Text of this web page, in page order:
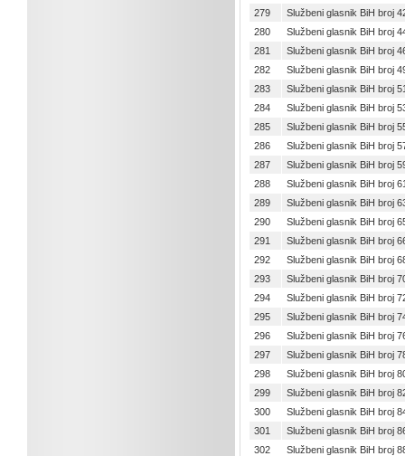
279
Službeni glasnik BiH broj
280
Službeni glasnik BiH broj
281
Službeni glasnik BiH broj
282
Službeni glasnik BiH broj
283
Službeni glasnik BiH broj
284
Službeni glasnik BiH broj
285
Službeni glasnik BiH broj
286
Službeni glasnik BiH broj
287
Službeni glasnik BiH broj
288
Službeni glasnik BiH broj
289
Službeni glasnik BiH broj
290
Službeni glasnik BiH broj
291
Službeni glasnik BiH broj
292
Službeni glasnik BiH broj
293
Službeni glasnik BiH broj
294
Službeni glasnik BiH broj
295
Službeni glasnik BiH broj
296
Službeni glasnik BiH broj
297
Službeni glasnik BiH broj
298
Službeni glasnik BiH broj
299
Službeni glasnik BiH broj
300
Službeni glasnik BiH broj
301
Službeni glasnik BiH broj
302
Službeni glasnik BiH broj